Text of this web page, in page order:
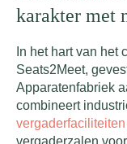
karakter met
In het hart van het
Seats2Meet,
Apparatenfabriek
combineert
vergaderfaciliteiten
vergaderzalen